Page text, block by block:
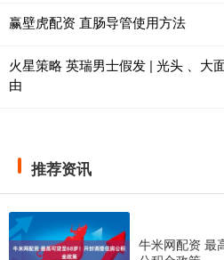
赢壁虎配资 直肠导管使用方法
火星策略 英瑞男士假发 | 光头 、大
由
推荐资讯
牛米网配资 最